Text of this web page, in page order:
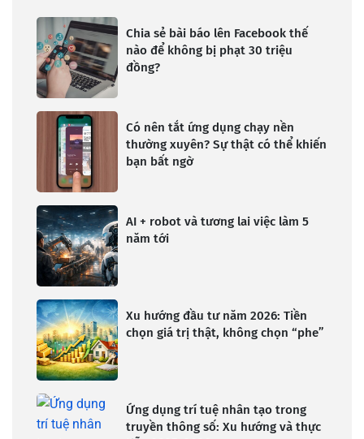
Chia sẻ bài báo lên Facebook thế
nào để không bị phạt 30 triệu
đồng?
Có nên tắt ứng dụng chạy nền
thường xuyên? Sự thật có thể khiến
bạn bất ngờ
AI + robot và tương lai việc làm 5
năm tới
Xu hướng đầu tư năm 2026: Tiền
chọn giá trị thật, không chọn “phe”
Ứng dụng trí tuệ nhân tạo trong
truyền thông số: Xu hướng và thực